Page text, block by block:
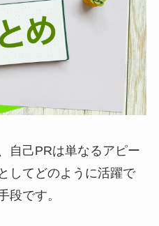
自己PRは単なるアピー
してどのように活躍で
段です。